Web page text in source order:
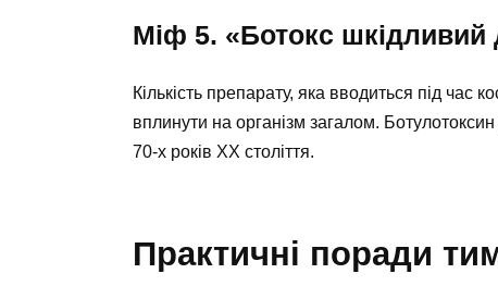
Міф 5. «Ботокс шкідливий
Кількість препарату, яка вводиться під час
вплинути на організм загалом.
70-х років ХХ століття.
Практичні поради